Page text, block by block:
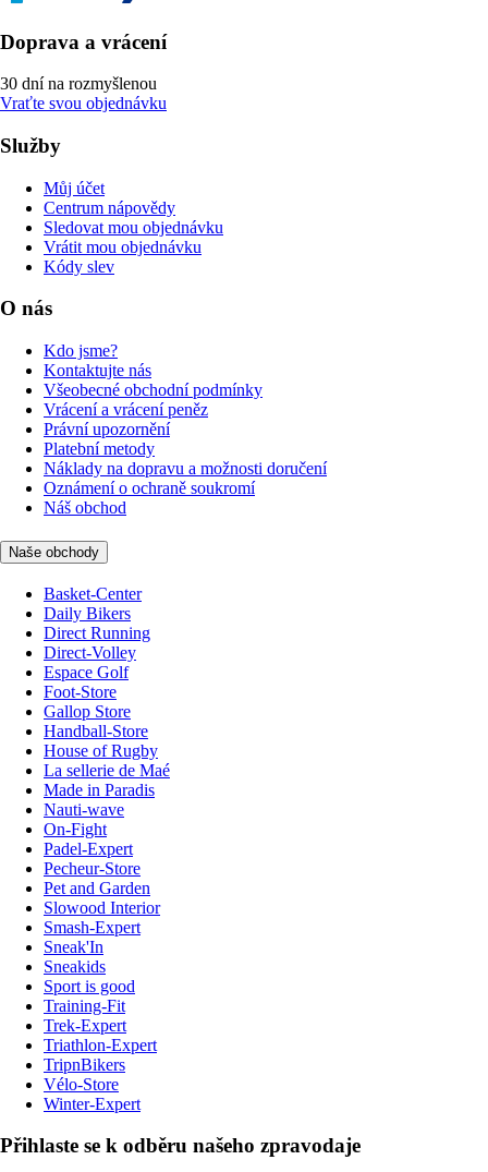
Doprava a vrácení
30 dní na rozmyšlenou
Vraťte svou objednávku
Služby
Můj účet
Centrum nápovědy
Sledovat mou objednávku
Vrátit mou objednávku
Kódy slev
O nás
Kdo jsme?
Kontaktujte nás
Všeobecné obchodní podmínky
Vrácení a vrácení peněz
Právní upozornění
Platební metody
Náklady na dopravu a možnosti doručení
Oznámení o ochraně soukromí
Náš obchod
Naše obchody
Basket-Center
Daily Bikers
Direct Running
Direct-Volley
Espace Golf
Foot-Store
Gallop Store
Handball-Store
House of Rugby
La sellerie de Maé
Made in Paradis
Nauti-wave
On-Fight
Padel-Expert
Pecheur-Store
Pet and Garden
Slowood Interior
Smash-Expert
Sneak'In
Sneakids
Sport is good
Training-Fit
Trek-Expert
Triathlon-Expert
TripnBikers
Vélo-Store
Winter-Expert
Přihlaste se k odběru našeho zpravodaje